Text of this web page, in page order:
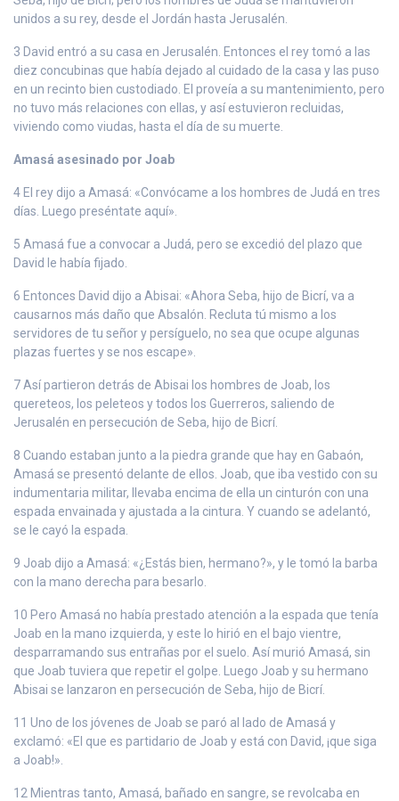
unidos a su rey, desde el Jordán hasta Jerusalén.
3 David entró a su casa en Jerusalén. Entonces el rey tomó a las
diez concubinas que había dejado al cuidado de la casa y las puso
en un recinto bien custodiado. El proveía a su mantenimiento, pero
no tuvo más relaciones con ellas, y así estuvieron recluidas,
viviendo como viudas, hasta el día de su muerte.
Amasá asesinado por Joab
4 El rey dijo a Amasá: «Convócame a los hombres de Judá en tres
días. Luego preséntate aquí».
5 Amasá fue a convocar a Judá, pero se excedió del plazo que
David le había fijado.
6 Entonces David dijo a Abisai: «Ahora Seba, hijo de Bicrí, va a
causarnos más daño que Absalón. Recluta tú mismo a los
servidores de tu señor y persíguelo, no sea que ocupe algunas
plazas fuertes y se nos escape».
7 Así partieron detrás de Abisai los hombres de Joab, los
quereteos, los peleteos y todos los Guerreros, saliendo de
Jerusalén en persecución de Seba, hijo de Bicrí.
8 Cuando estaban junto a la piedra grande que hay en Gabaón,
Amasá se presentó delante de ellos. Joab, que iba vestido con su
indumentaria militar, llevaba encima de ella un cinturón con una
espada envainada y ajustada a la cintura. Y cuando se adelantó,
se le cayó la espada.
9 Joab dijo a Amasá: «¿Estás bien, hermano?», y le tomó la barba
con la mano derecha para besarlo.
10 Pero Amasá no había prestado atención a la espada que tenía
Joab en la mano izquierda, y este lo hirió en el bajo vientre,
desparramando sus entrañas por el suelo. Así murió Amasá, sin
que Joab tuviera que repetir el golpe. Luego Joab y su hermano
Abisai se lanzaron en persecución de Seba, hijo de Bicrí.
11 Uno de los jóvenes de Joab se paró al lado de Amasá y
exclamó: «El que es partidario de Joab y está con David, ¡que siga
a Joab!».
12 Mientras tanto, Amasá, bañado en sangre, se revolcaba en